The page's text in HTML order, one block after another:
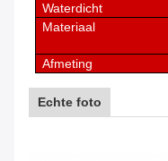
Waterdicht
Materiaal
Afmeting
Echte foto